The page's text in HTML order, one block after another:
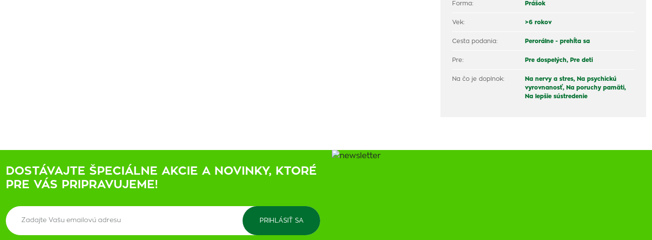
Forma: Prášok
Vek: >6 rokov
Cesta podania: Perorálne - prehĺta sa
Pre: Pre dospelých, Pre deti
Na čo je doplnok: Na nervy a stres, Na psychickú
vyrovnanosť, Na poruchy pamäti,
Na lepšie sústredenie
DOSTÁVAJTE ŠPECIÁLNE AKCIE A NOVINKY, KTORÉ
PRE VÁS PRIPRAVUJEME!